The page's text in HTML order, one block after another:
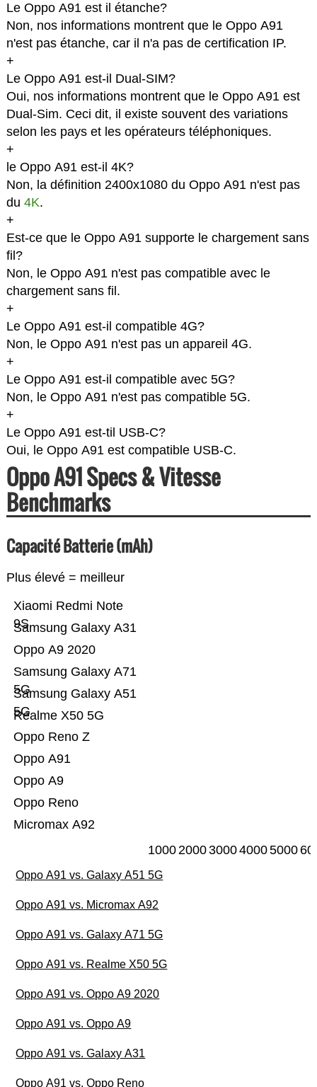
Le Oppo A91 est il étanche?
Non, nos informations montrent que le Oppo A91
n'est pas étanche, car il n'a pas de certification IP.
+
Le Oppo A91 est-il Dual-SIM?
Oui, nos informations montrent que le Oppo A91 est
Dual-Sim. Ceci dit, il existe souvent des variations
selon les pays et les opérateurs téléphoniques.
+
le Oppo A91 est-il 4K?
Non, la définition 2400x1080 du Oppo A91 n'est pas
du 4K.
+
Est-ce que le Oppo A91 supporte le chargement sans
fil?
Non, le Oppo A91 n'est pas compatible avec le
chargement sans fil.
+
Le Oppo A91 est-il compatible 4G?
Non, le Oppo A91 n'est pas un appareil 4G.
+
Le Oppo A91 est-il compatible avec 5G?
Non, le Oppo A91 n'est pas compatible 5G.
+
Le Oppo A91 est-til USB-C?
Oui, le Oppo A91 est compatible USB-C.
Oppo A91 Specs & Vitesse
Benchmarks
Capacité Batterie (mAh)
Plus élevé = meilleur
Micromax A92
Oppo Reno
Oppo A9
Oppo A91
Oppo Reno Z
Realme X50 5G
Samsung Galaxy A51
5G
Samsung Galaxy A71
5G
Oppo A9 2020
Samsung Galaxy A31
Xiaomi Redmi Note
9S
10002000300040005000
Oppo A91 vs. Galaxy A51 5G
Oppo A91 vs. Micromax A92
Oppo A91 vs. Galaxy A71 5G
Oppo A91 vs. Realme X50 5G
Oppo A91 vs. Oppo A9 2020
Oppo A91 vs. Oppo A9
Oppo A91 vs. Galaxy A31
Oppo A91 vs. Oppo Reno